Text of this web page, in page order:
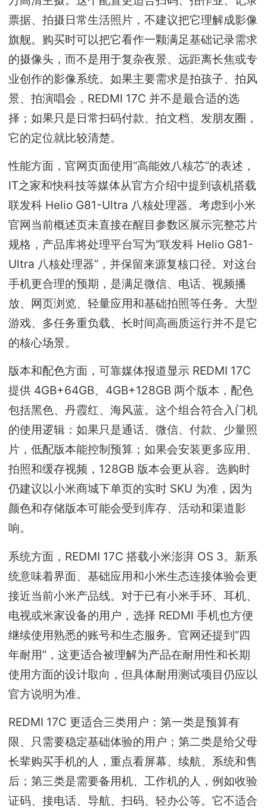
票据、拍摄日常生活照片，不建议把它理解成影像
旗舰。购买时可以把它看作一颗满足基础记录需求
的摄像头，而不是用于复杂夜景、远距离长焦或专
业创作的影像系统。如果主要需求是拍孩子、拍风
景、拍演唱会，REDMI 17C 并不是最合适的选
择；如果只是日常扫码付款、拍文档、发朋友圈，
它的定位就比较清楚。
性能方面，官网页面使用“高能效八核芯”的表述，
IT之家和快科技等媒体从官方介绍中提到该机搭载
联发科 Helio G81-Ultra 八核处理器。考虑到小米
官网当前概述页未直接在醒目参数区展示完整芯片
规格，产品库将处理平台写为“联发科 Helio G81-
Ultra 八核处理器”，并保留来源复核口径。对这台
手机更合理的预期，是满足微信、电话、视频播
放、网页浏览、轻量应用和基础拍照等任务。大型
游戏、多任务重负载、长时间高画质运行并不是它
的核心场景。
版本和配色方面，可靠媒体报道显示 REDMI 17C
提供 4GB+64GB、4GB+128GB 两个版本，配色
包括黑色、丹霞红、海风蓝。这个组合符合入门机
的使用逻辑：如果只是通话、微信、付款、少量照
片，低配版本能控制预算；如果会安装更多应用、
拍照和缓存视频，128GB 版本会更从容。选购时
仍建议以小米商城下单页的实时 SKU 为准，因为
颜色和存储版本可能会受到库存、活动和渠道影
响。
系统方面，REDMI 17C 搭载小米澎湃 OS 3。新系
统意味着界面、基础应用和小米生态连接体验会更
接近当前小米产品线。对于已有小米手环、耳机、
电视或米家设备的用户，选择 REDMI 手机也方便
继续使用熟悉的账号和生态服务。官网还提到“四
年耐用”，这更适合被理解为产品在耐用性和长期
使用方面的设计取向，但具体耐用测试项目仍应以
官方说明为准。
REDMI 17C 更适合三类用户：第一类是预算有
限、只需要稳定基础体验的用户；第二类是给父母
长辈购买手机的人，重点看屏幕、续航、系统和售
后；第三类是需要备用机、工作机的人，例如收验
证码、接电话、导航、扫码、轻办公等。它不适合